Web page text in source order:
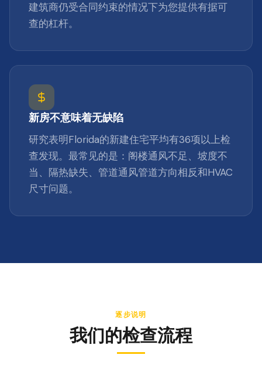
建筑商仍受合同约束的情况下为您提供有据可
查的杠杆。
新房不意味着无缺陷
研究表明Florida的新建住宅平均有36项以上检
查发现。最常见的是：阁楼通风不足、坡度不
当、隔热缺失、管道通风管道方向相反和HVAC
尺寸问题。
逐步说明
我们的检查流程